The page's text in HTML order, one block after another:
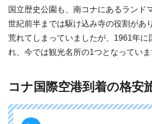
国立歴史公園も、南コナにあるランド
世紀前半までは駆け込み寺の役割があ
荒れてしまっていましたが、1961年に
れ、今では観光名所の1つとなっていま
コナ国際空港到着の格安